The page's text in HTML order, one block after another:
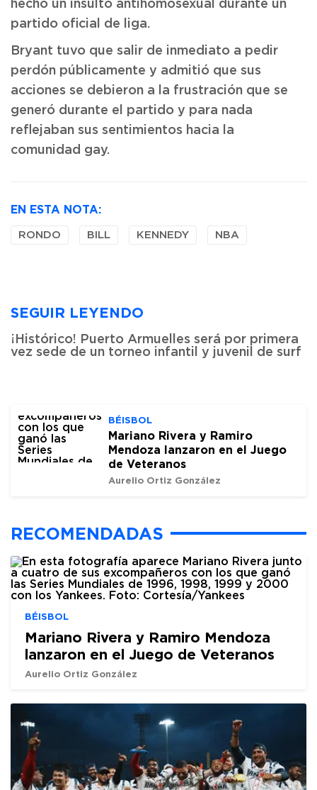
hecho un insulto antihomosexual durante un
partido oficial de liga.
Bryant tuvo que salir de inmediato a pedir
perdón públicamente y admitió que sus
acciones se debieron a la frustración que se
generó durante el partido y para nada
reflejaban sus sentimientos hacia la
comunidad gay.
EN ESTA NOTA:
RONDO BILL KENNEDY NBA
SEGUIR LEYENDO
¡Histórico! Puerto Armuelles será por primera
vez sede de un torneo infantil y juvenil de surf
BÉISBOL
Mariano Rivera y Ramiro
Mendoza lanzaron en el Juego
de Veteranos
Aurelio Ortiz González
RECOMENDADAS
BÉISBOL
Mariano Rivera y Ramiro Mendoza
lanzaron en el Juego de Veteranos
Aurelio Ortiz González